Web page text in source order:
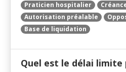
Praticien hospitalier
Autorisation préalable
Base de liquidation
Quel est le délai